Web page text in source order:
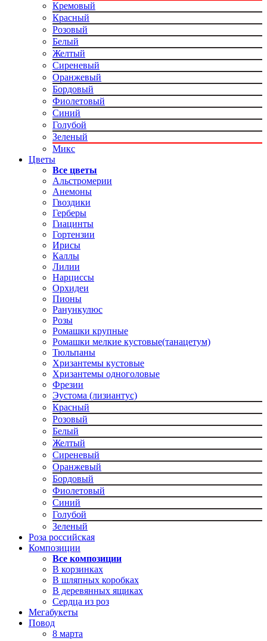
Кремовый
Красный
Розовый
Белый
Желтый
Сиреневый
Оранжевый
Бордовый
Фиолетовый
Синий
Голубой
Зеленый
Микс
Цветы
Все цветы
Альстромерии
Анемоны
Гвоздики
Герберы
Гиацинты
Гортензии
Ирисы
Каллы
Лилии
Нарциссы
Орхидеи
Пионы
Ранункулюс
Розы
Ромашки крупные
Ромашки мелкие кустовые(танацетум)
Тюльпаны
Хризантемы кустовые
Хризантемы одноголовые
Фрезии
Эустома (лизиантус)
Красный
Розовый
Белый
Желтый
Сиреневый
Оранжевый
Бордовый
Фиолетовый
Синий
Голубой
Зеленый
Роза российская
Композиции
Все композиции
В корзинках
В шляпных коробках
В деревянных ящиках
Сердца из роз
Мегабукеты
Повод
8 марта